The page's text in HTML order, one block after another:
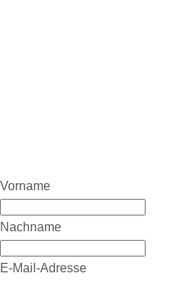
Vorname
Nachname
E-Mail-Adresse